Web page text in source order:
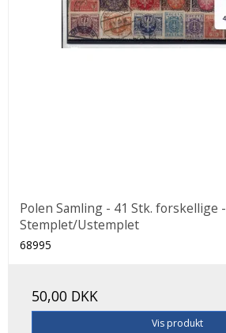
Polen Samling - 41 Stk. forskellige -
Stemplet/Ustemplet
68995
50,00 DKK
Vis produkt